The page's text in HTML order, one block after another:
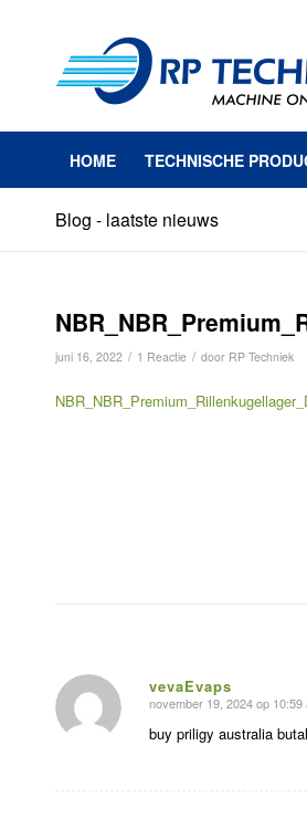
HOME TECHNISCHE
Blog - laatste nieuws
juni 16, 2022 / 1 Reactie / door RP Techniek
vevaEvaps
zegt:
november 19, 2024 op 10:59
buy priligy australia